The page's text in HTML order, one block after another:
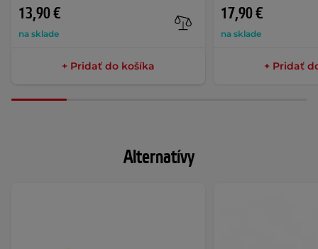
13,90 €
na sklade
+ Pridať do košíka
17,90 €
na sklade
+ Pridať
Alternatívy